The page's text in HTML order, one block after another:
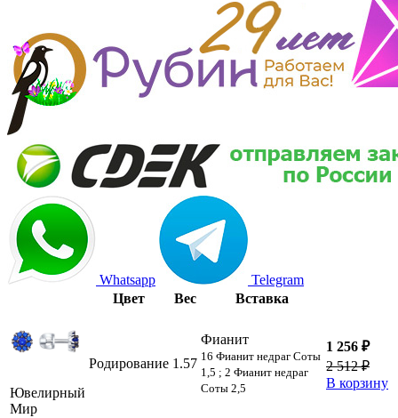
Whatsapp
Telegram
Цвет
Вес Вставка
Ювелирный
Мир
Родирование 1.57
Фианит
16 Фианит недраг Соты
1,5 ; 2 Фианит недраг
Соты 2,5
1 256 ₽
2 512 ₽
В корзину